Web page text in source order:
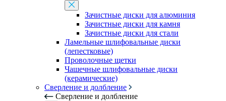
Зачистные диски для алюминия
Зачистные диски для камня
Зачистные диски для стали
Ламельные шлифовальные диски
(лепестковые)
Проволочные щетки
Чашечные шлифовальные диски
(керамические)
Сверление и долбление
Сверление и долбление